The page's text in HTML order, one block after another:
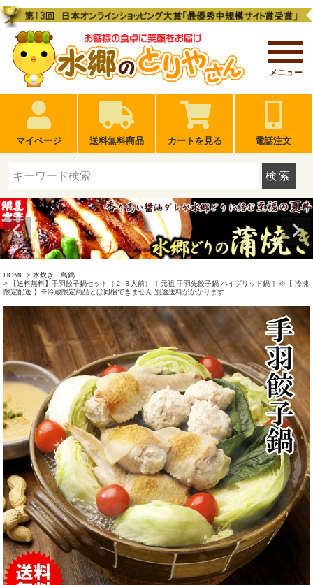
メニュー
マイページ 送料無料商品 カートを見る 電話注文
検索
HOME
水炊き・鳥鍋
【送料無料】手羽餃子鍋セット（２-３人前）［ 元祖 手羽先餃子鍋 ハイブリッド鍋 ］※【 冷凍
限定配送 】※冷蔵限定商品とは同梱できません 別途送料がかかります